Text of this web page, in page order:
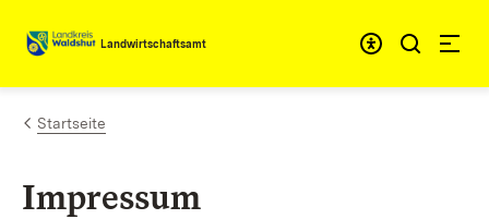
Zum Inhalt springen
Landwirtschaftsamt
Startseite
Impressum